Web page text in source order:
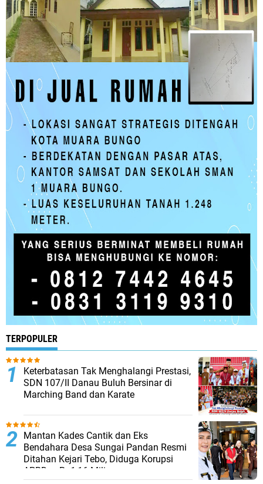
TERPOPULER
Keterbatasan Tak Menghalangi Prestasi,
SDN 107/II Danau Buluh Bersinar di
Marching Band dan Karate
Mantan Kades Cantik dan Eks
Bendahara Desa Sungai Pandan Resmi
Ditahan Kejari Tebo, Diduga Korupsi
APBDes Rp1,16 Miliar